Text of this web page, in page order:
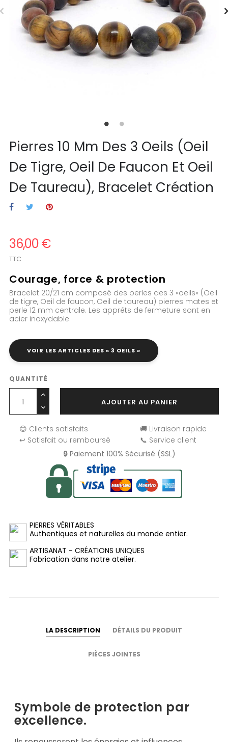
Pierres 10 Mm Des 3 Oeils (oeil
De Tigre, Oeil De Faucon Et Oeil
De Taureau), Bracelet Création
36,00 €
TTC
Courage, force & protection
Bracelet 20/21 cm composé des perles des 3 «oeils» (Oeil
de tigre, Oeil de faucon, Oeil de taureau) pierres mates et
perle 12 mm centrale. Les apprêts de fermeture sont en
acier inoxydable.
VOIR LES ARTICLES DES « 3 OEILS »
QUANTITÉ
AJOUTER AU PANIER
😊 Clients satisfaits
🚚 Livraison rapide
↩️ Satisfait ou remboursé
📞 Service client
🔒 Paiement 100% Sécurisé (SSL)
PIERRES VÉRITABLES
Authentiques et naturelles du monde entier.
ARTISANAT - CRÉATIONS UNIQUES
Fabrication dans notre atelier.
LA DESCRIPTION DÉTAILS DU PRODUIT
PIÈCES JOINTES
Symbole de protection par
excellence.